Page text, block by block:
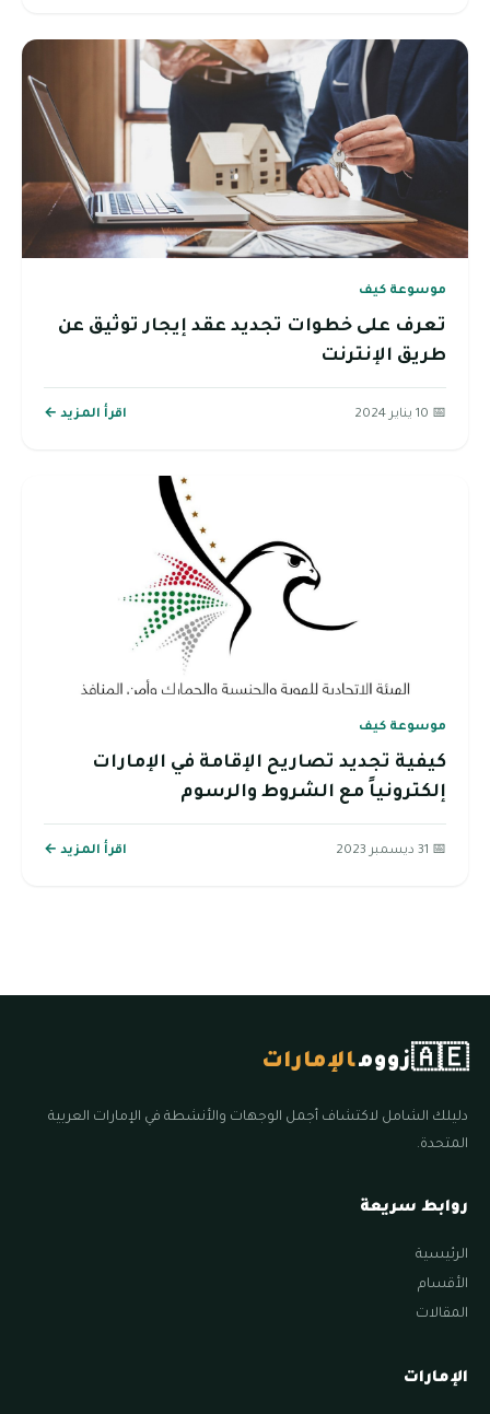
موسوعة كيف
تعرف على خطوات تجديد عقد إيجار توثيق عن
طريق الإنترنت
📅 10 يناير 2024 اقرأ المزيد ←
موسوعة كيف
كيفية تجديد تصاريح الإقامة في الإمارات
إلكترونياً مع الشروط والرسوم
📅 31 ديسمبر 2023 اقرأ المزيد ←
🇦🇪زوومالإمارات
دليلك الشامل لاكتشاف أجمل الوجهات والأنشطة في الإمارات العربية
المتحدة.
روابط سريعة
الرئيسية
الأقسام
المقالات
الإمارات